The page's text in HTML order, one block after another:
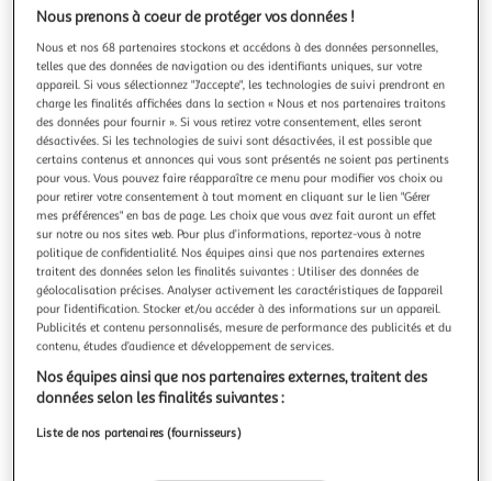
précédente
suivante
5.0 (1)
Gouttière à bûche en inox 31 cm
Réalisez facilement de délicieuses bûches grâce à cette
gouttière en inox de 31 cm. Vous allez régaler petits et
grands.
En savoir +
Vendu parParis Prix
Livr. ou retrait dès 3/4 jours
A partir de 7,99€
Plus d'options
Vendu parParis Prix
Livraison dès 1/2 semaines
Plus d'options
Nous prenons à coeur de protéger vos données !
Nous et nos 68 partenaires stockons et accédons à des données personnelles,
telles que des données de navigation ou des identifiants uniques, sur votre
appareil. Si vous sélectionnez "J'accepte", les technologies de suivi prendront en
charge les finalités affichées dans la section « Nous et nos partenaires traitons
des données pour fournir ». Si vous retirez votre consentement, elles seront
désactivées. Si les technologies de suivi sont désactivées, il est possible que
certains contenus et annonces qui vous sont présentés ne soient pas pertinents
pour vous. Vous pouvez faire réapparaître ce menu pour modifier vos choix ou
pour retirer votre consentement à tout moment en cliquant sur le lien "Gérer
mes préférences" en bas de page. Les choix que vous avez fait auront un effet
sur notre ou nos sites web. Pour plus d’informations, reportez-vous à notre
politique de confidentialité. Nos équipes ainsi que nos partenaires externes
traitent des données selon les finalités suivantes : Utiliser des données de
géolocalisation précises. Analyser activement les caractéristiques de l’appareil
pour l’identification. Stocker et/ou accéder à des informations sur un appareil.
Publicités et contenu personnalisés, mesure de performance des publicités et du
contenu, études d’audience et développement de services.
Nos équipes ainsi que nos partenaires externes, traitent des
données selon les finalités suivantes :
Liste de nos partenaires (fournisseurs)